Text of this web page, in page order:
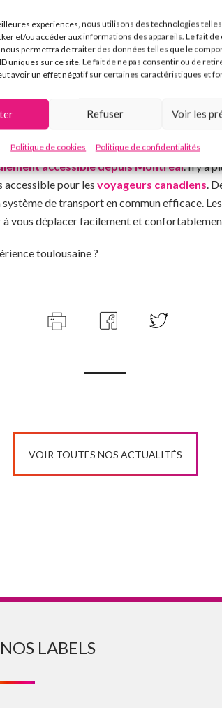
expériences, nous utilisons des technologies
et/ou accéder aux informations des appareils. Le fait de
permettra de traiter des données telles que le
uniques sur ce site. Le fait de ne pas consentir ou de
avoir un effet négatif sur certaines caractéristiques et
Refuser Voir les
Politique de cookies Politique de confidentialités
une collection d’art médiéval et
de premier plan en France. Elle
et en ingrédients locaux. Les spécialités
tout visiteur devrait essayer. De plus, la
: Le
marché Victor Hugo, le
accessible depuis Montréal. Il y a
accessible pour les voyageurs canadiens.
de transport en commun efficace.
vous déplacer facilement et
toulousaine ?
VOIR TOUTES NOS ACTUALITÉS
NOS LABELS